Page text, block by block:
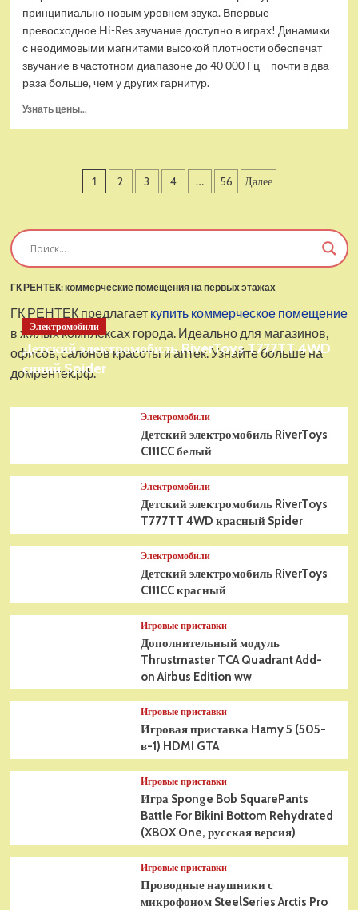
принципиально новым уровнем звука. Впервые
превосходное Hi-Res звучание доступно в играх! Динамики
с неодимовыми магнитами высокой плотности обеспечат
звучание в частотном диапазоне до 40 000 Гц – почти в два
раза больше, чем у других гарнитур.
Узнать цены...
наушники
Arctis
Пагинация
1 2 3 4 … 56 Далее
ГК РЕНТЕК: коммерческие помещения на первых этажах
ГК РЕНТЕК предлагает купить коммерческое помещение
в жилых комплексах города. Идеально для магазинов,
офисов, салонов красоты и аптек. Узнайте больше на
домрентек.рф.
Электромобили
Детский электромобиль RiverToys T777TT 4WD
синий Spider
Электромобили
Детский электромобиль RiverToys
C111CC белый
Электромобили
Детский электромобиль RiverToys
T777TT 4WD красный Spider
Электромобили
Детский электромобиль RiverToys
C111CC красный
Игровые приставки
Дополнительный модуль
Thrustmaster TCA Quadrant Add-
on Airbus Edition ww
Игровые приставки
Игровая приставка Hamy 5 (505-
в-1) HDMI GTA
Игровые приставки
Игра Sponge Bob SquarePants
Battle For Bikini Bottom Rehydrated
(XBOX One, русская версия)
Игровые приставки
Проводные наушники с
микрофоном SteelSeries Arctis Pro